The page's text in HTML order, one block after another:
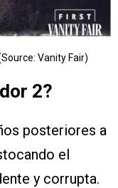
Vanity Fair)
2?
posteriores a
el
y corrupta.